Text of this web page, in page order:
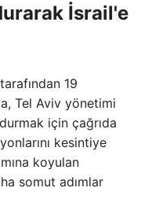
İsrail'e
19
Tel Aviv yönetimi
için çağrıda
kesintiye
koyulan
somut adımlar